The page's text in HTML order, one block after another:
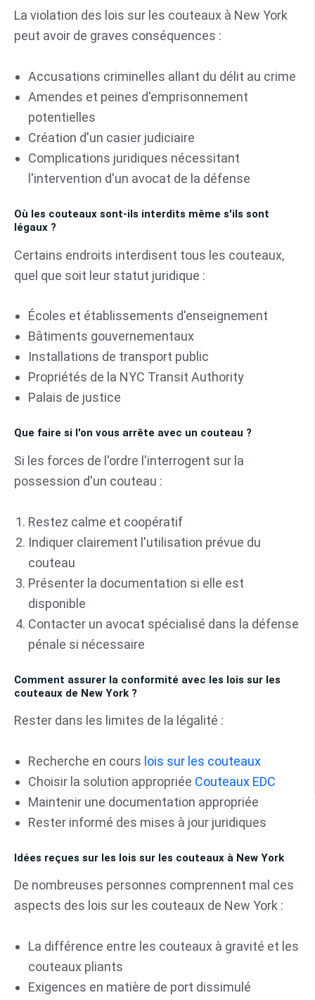
La violation des lois sur les couteaux à New York
peut avoir de graves conséquences :
Accusations criminelles allant du délit au crime
Amendes et peines d'emprisonnement
potentielles
Création d'un casier judiciaire
Complications juridiques nécessitant
l'intervention d'un avocat de la défense
Où les couteaux sont-ils interdits même s'ils sont
légaux ?
Certains endroits interdisent tous les couteaux,
quel que soit leur statut juridique :
Écoles et établissements d'enseignement
Bâtiments gouvernementaux
Installations de transport public
Propriétés de la NYC Transit Authority
Palais de justice
Que faire si l'on vous arrête avec un couteau ?
Si les forces de l'ordre l'interrogent sur la
possession d'un couteau :
Restez calme et coopératif
Indiquer clairement l'utilisation prévue du
couteau
Présenter la documentation si elle est
disponible
Contacter un avocat spécialisé dans la défense
pénale si nécessaire
Comment assurer la conformité avec les lois sur les
couteaux de New York ?
Rester dans les limites de la légalité :
Recherche en cours lois sur les couteaux
Choisir la solution appropriée Couteaux EDC
Maintenir une documentation appropriée
Rester informé des mises à jour juridiques
Idées reçues sur les lois sur les couteaux à New York
De nombreuses personnes comprennent mal ces
aspects des lois sur les couteaux de New York :
La différence entre les couteaux à gravité et les
couteaux pliants
Exigences en matière de port dissimulé